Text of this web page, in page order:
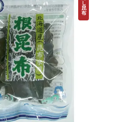
だし昆布